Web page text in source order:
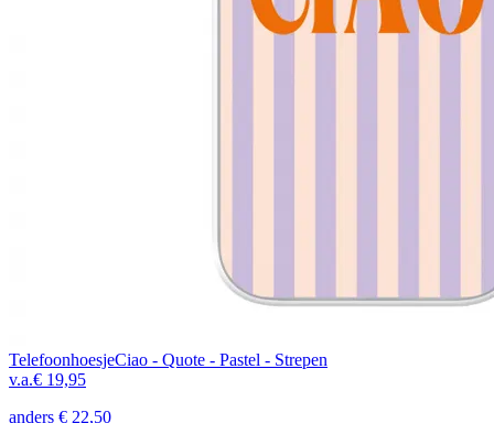
TelefoonhoesjeCiao - Quote - Pastel - Strepen
v.a.€ 19,95
anders € 22,50